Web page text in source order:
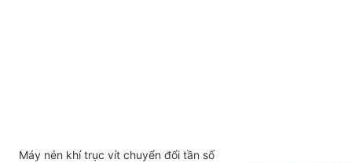
Máy nén khí trục vít chuyển đổi tần số